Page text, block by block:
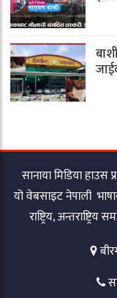
सानाया मिडिया हाउस
यो वेबसाइट नेपाली
राष्ट्रिय,